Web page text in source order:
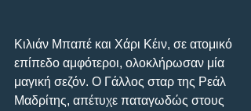
Κιλιάν Μπαπέ και Χάρι Κέιν, σε ατομικό
επίπεδο αμφότεροι, ολοκλήρωσαν μία
μαγική σεζόν. Ο Γάλλος σταρ της Ρεάλ
Μαδρίτης, απέτυχε παταγωδώς στους